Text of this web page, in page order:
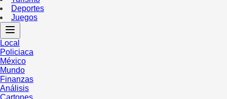
Deportes
Juegos
Local
Policiaca
México
Mundo
Finanzas
Análisis
Cartones